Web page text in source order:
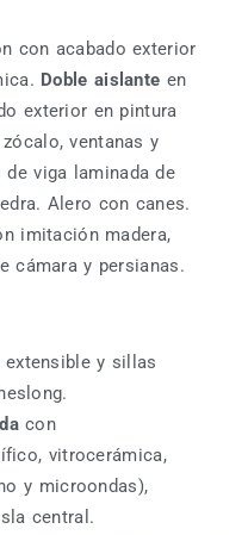
con acabado exterior
Doble aislante en
exterior en pintura
ventanas y
viga laminada de
Alero con canes.
imitación madera,
cámara y persianas.
extensible y sillas
con
vitrocerámica,
y microondas),
central.